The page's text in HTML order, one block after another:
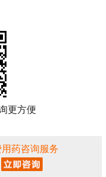
更方便
药咨询服务